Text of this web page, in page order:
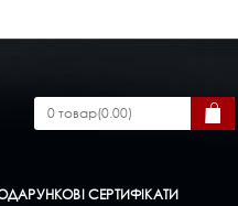
0товар(0.00)
СЕРТИФІКАТИ